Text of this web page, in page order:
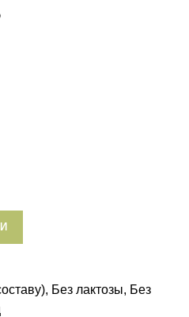
, Без лактозы, Без